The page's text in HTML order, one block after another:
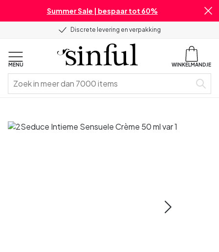
Summer Sale | bespaar tot 60%
Discrete levering en verpakking
MENU WINKELMANDJE